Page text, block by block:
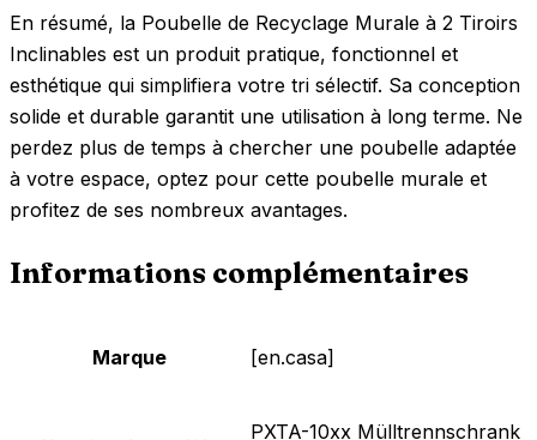
En résumé, la Poubelle de Recyclage Murale à 2 Tiroirs
Inclinables est un produit pratique, fonctionnel et
esthétique qui simplifiera votre tri sélectif. Sa conception
solide et durable garantit une utilisation à long terme. Ne
perdez plus de temps à chercher une poubelle adaptée
à votre espace, optez pour cette poubelle murale et
profitez de ses nombreux avantages.
Informations complémentaires
Marque ‎[en.casa]
‎PXTA-10xx Mülltrennschrank